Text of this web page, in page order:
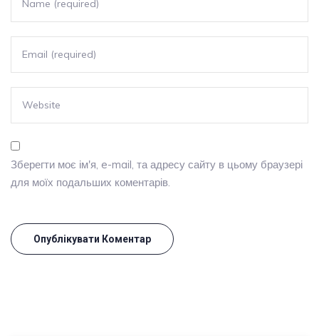
Зберегти моє ім'я, e-mail, та адресу сайту в цьому браузері
для моїх подальших коментарів.